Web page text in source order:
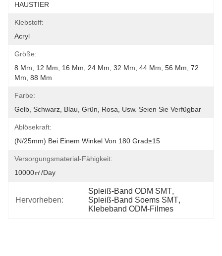
HAUSTIER
Klebstoff:
Acryl
Größe:
8 Mm, 12 Mm, 16 Mm, 24 Mm, 32 Mm, 44 Mm, 56 Mm, 72
Mm, 88 Mm
Farbe:
Gelb, Schwarz, Blau, Grün, Rosa, Usw. Seien Sie Verfügbar
Ablösekraft:
(N/25mm) Bei Einem Winkel Von 180 Grad≥15
Versorgungsmaterial-Fähigkeit:
10000㎡/day
Hervorheben:
Spleiß-Band ODM SMT,
Spleiß-Band Soems SMT,
Klebeband ODM-Filmes